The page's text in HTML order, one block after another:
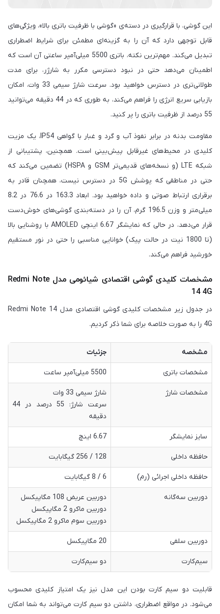
این گوشی، با قرارگیری در دسته‌ی «گوشی با ظرفیت باتری بالا»، ویژگی‌های
قابل توجهی دارد که آن را به گزینه‌ای مطمئن برای شرایط اضطراری
تبدیل می‌کند. مهم‌ترین نکته، باتری 5500 میلی‌آمپر ساعتی آن است که
اطمینان می‌دهد حتی در نبود دسترسی مکرر به شارژر، برای مدت
طولانی‌تری در دسترس خواهید بود. سرعت شارژ سیمی 33 وات، امکان
بازیابی سریع انرژی را فراهم می‌کند، به طوری که در 44 دقیقه می‌توانید
55 درصد از ظرفیت باتری را پر کنید.
مقاومت بدنه در برابر نفوذ آب و گرد و غبار با گواهی IP54، یک مزیت
کلیدی در محیط‌های غیرقابل پیش‌بینی است. همچنین، پشتیبانی از
شبکه LTE (و نسخه‌های قدیمی‌تر GSM و HSPA) تضمین می‌کند که
حتی در مناطقی که پوشش 5G در دسترس نیست، همچنان قادر به
برقراری ارتباط صوتی و داده خواهید بود. ابعاد 163.3 در 76.6 در 8.2
میلی‌متر و وزن 196.5 گرم، آن را در دسته‌بندی گوشی‌های خوش‌دست
قرار می‌دهد، در حالی که نمایشگر 6.67 اینچی AMOLED با روشنایی بالا
(تا 1800 نیت در حالت پیک) خوانایی مناسبی را حتی در نور مستقیم
خورشید فراهم می‌کند.
مشخصات کلیدی گوشی اقتصادی شیائومی مدل Redmi Note
14 4G
در جدول زیر مشخصات کلیدی گوشی اقتصادی مدل Redmi Note 14
4G را به صورت خلاصه برای شما ذکر کردیم.
مشخصه جزئیات
مشخصات باتری 5500 میلی‌آمپر ساعت
مشخصات شارژ
شارژ سیمی 33 وات
سرعت شارژ: 55 درصد در 44
دقیقه
سایز نمایشگر 6.67 اینچ
حافظه داخلی 128 / 256 گیگابایت
حافظه داخلی اجرائی (رم) 6 / 8 گیگابایت
دوربین سه‌گانه
دوربین عریض 108 مگاپیکسل
دوربین ماکرو 2 مگاپیکسل
دوربین سوم ماکرو 2 مگاپیکسل
دوربین سلفی 20 مگاپیکسل
سیم‌کارت دو سیم‌کارت
قابلیت دو سیم کارت بودن این مدل نیز یک امتیاز کلیدی محسوب
می‌شود. در مواقع اضطراری، داشتن دو سیم کارت می‌تواند به شما امکان